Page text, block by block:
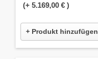
(+ 5.169,00 € )
+ Produkt hinzufügen